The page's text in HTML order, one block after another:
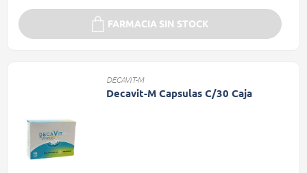
FARMACIA SIN STOCK
DECAVIT-M
Decavit-M Capsulas C/30 Caja